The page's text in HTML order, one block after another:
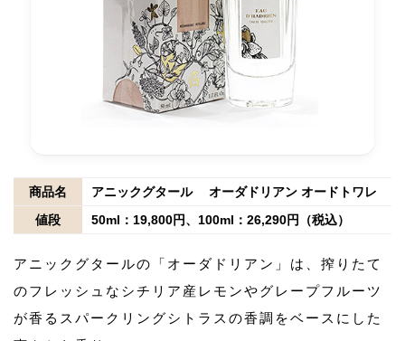
商品名
アニックグタール オーダドリアン オードトワレ
値段
50ml：19,800円、100ml：26,290円（税込）
アニックグタールの「オーダドリアン」は、搾りたて
のフレッシュなシチリア産レモンやグレープフルーツ
が香るスパークリングシトラスの香調をベースにした